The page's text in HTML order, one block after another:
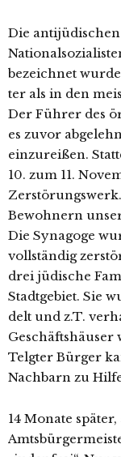
Die
bezeich­net
ter als in den
Der Führer des
es zuvor
ein­zu­rei­ßen.
10. zum 11.
Bewohnern
Die Synagoge
voll­stän­dig
drei jüdi­sche
Stadtgebiet. Sie
delt und z.T.
Geschäftshäuser
Telgter Bürger
Nachbarn zu
14 Monate